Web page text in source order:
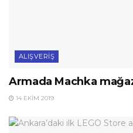
ALIŞVERIŞ
Armada Machka
14 EKIM 2019